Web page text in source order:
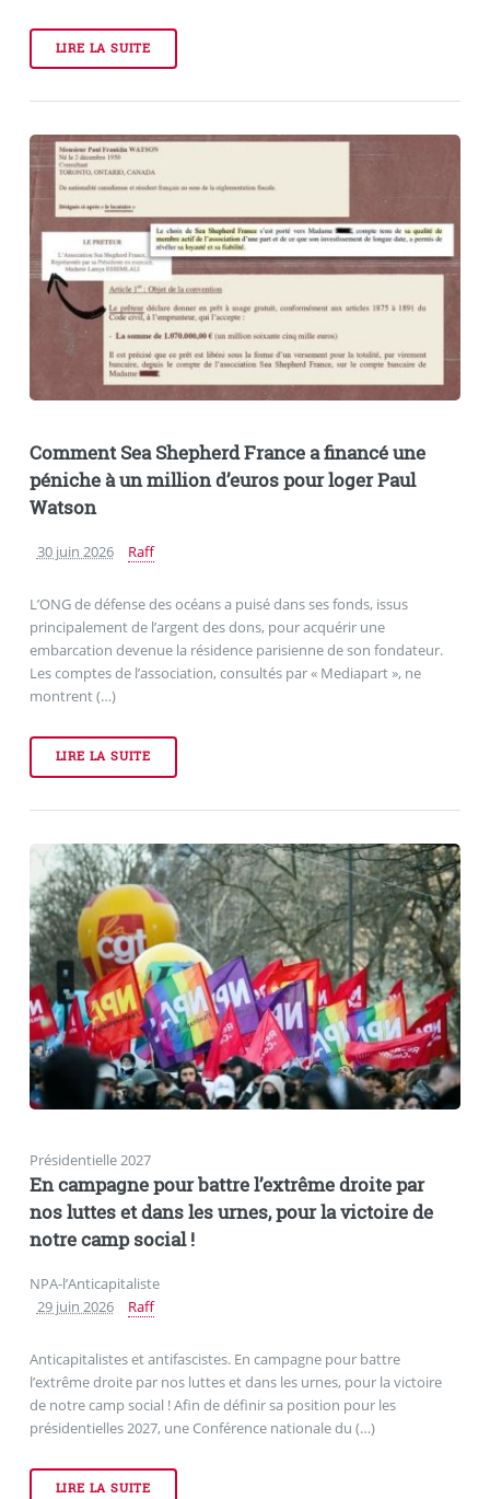
LIRE LA SUITE
Comment Sea Shepherd France a financé une
péniche à un million d’euros pour loger Paul
Watson
30 juin 2026 Raff
L’ONG de défense des océans a puisé dans ses fonds, issus
principalement de l’argent des dons, pour acquérir une
embarcation devenue la résidence parisienne de son fondateur.
Les comptes de l’association, consultés par « Mediapart », ne
montrent (…)
LIRE LA SUITE
Présidentielle 2027
En campagne pour battre l’extrême droite par
nos luttes et dans les urnes, pour la victoire de
notre camp social !
NPA-l’Anticapitaliste
29 juin 2026
Raff
Anticapitalistes et antifascistes. En campagne pour battre
l’extrême droite par nos luttes et dans les urnes, pour la victoire
de notre camp social ! Afin de définir sa position pour les
présidentielles 2027, une Conférence nationale du (…)
LIRE LA SUITE